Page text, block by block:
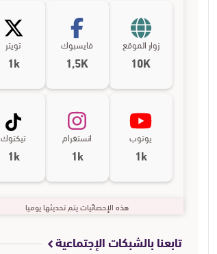
زوار الموقع
10K
فايسبوك
1,5K
تويتر
1k
يوتوب
1k
انستغرام
1k
تيكتوك
1k
هذه الإحصائيات يتم تحديثها يوميا
تابعنا بالشبكات الإجتماعية